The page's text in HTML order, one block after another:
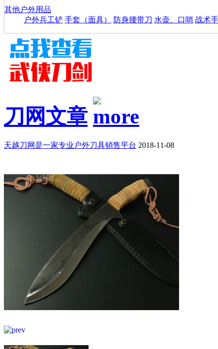
其他户外用品
户外兵工铲 手套（面具） 防身腰带刀 水壶、口哨 战术
刀网文章
天越刀网是一家专业户外刀具销售平台 2018-11-08